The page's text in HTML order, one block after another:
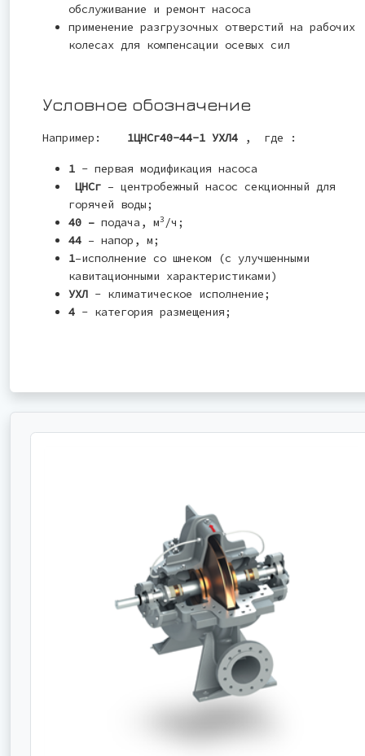
обслуживание и ремонт насоса
применение разгрузочных отверстий на рабочих
колесах для компенсации осевых сил
Условное обозначение
Например: 1ЦНСг40-44-1 УХЛ4 , где :
1 - первая модификация насоса
ЦНСг – центробежный насос секционный для
горячей воды;
40 – подача, м3 /ч;
44 – напор, м;
1–исполнение со шнеком (с улучшенными
кавитационными характеристиками)
УХЛ - климатическое исполнение;
4 - категория размещения;